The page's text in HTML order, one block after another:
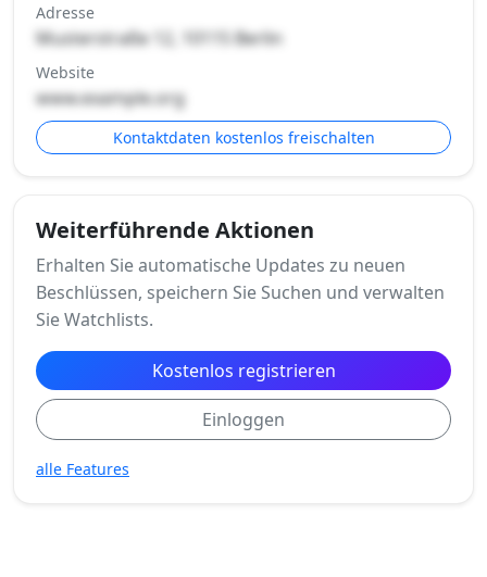
Adresse
Musterstraße 12, 10115 Berlin
Website
www.example.org
Kontaktdaten kostenlos freischalten
Weiterführende Aktionen
Erhalten Sie automatische Updates zu neuen
Beschlüssen, speichern Sie Suchen und verwalten
Sie Watchlists.
Kostenlos registrieren
Einloggen
alle Features